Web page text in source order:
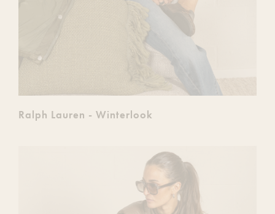
Ralph Lauren - Winterlook